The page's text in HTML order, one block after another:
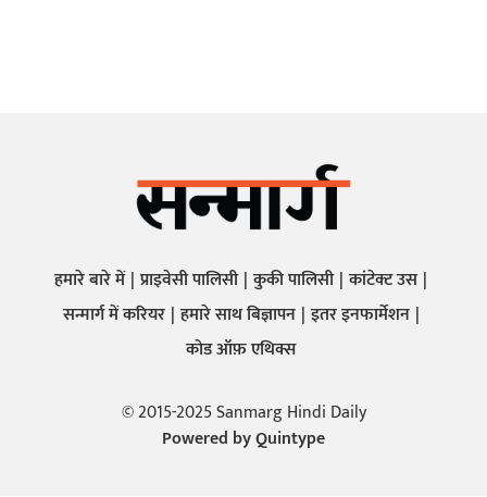
हमारे बारे में प्राइवेसी पालिसी कुकी पालिसी कांटेक्ट उस
सन्मार्ग में करियर हमारे साथ बिज्ञापन इतर इनफार्मेशन
कोड ऑफ़ एथिक्स
© 2015-2025 Sanmarg Hindi Daily
Powered byQuintype